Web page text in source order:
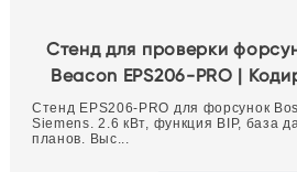
Стенд для проверки
Beacon EPS206-PRO |
Стенд EPS206-PRO для форсунок
Siemens. 2.6 кВт, функция BIP, база
планов. Выс...